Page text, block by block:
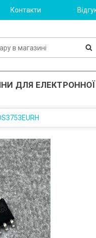
Контакти
ДЛЯ ЕЛЕКТРОННОЇ